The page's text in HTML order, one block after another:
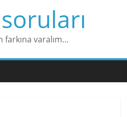
soruları
farkına varalım…